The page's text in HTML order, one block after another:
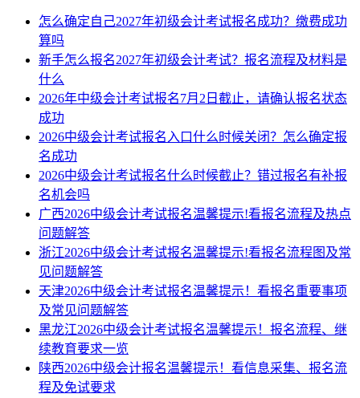
怎么确定自己2027年初级会计考试报名成功？缴费成功
算吗
新手怎么报名2027年初级会计考试？报名流程及材料是
什么
2026年中级会计考试报名7月2日截止，请确认报名状态
成功
2026中级会计考试报名入口什么时候关闭？怎么确定报
名成功
2026中级会计考试报名什么时候截止？错过报名有补报
名机会吗
广西2026中级会计考试报名温馨提示!看报名流程及热点
问题解答
浙江2026中级会计考试报名温馨提示!看报名流程图及常
见问题解答
天津2026中级会计考试报名温馨提示！看报名重要事项
及常见问题解答
黑龙江2026中级会计考试报名温馨提示！报名流程、继
续教育要求一览
陕西2026中级会计报名温馨提示！看信息采集、报名流
程及免试要求